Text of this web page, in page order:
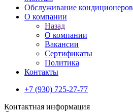
Обслуживание кондиционеров
О компании
Назад
О компании
Вакансии
Сертификаты
Политика
Контакты
+7 (930) 725-27-77
Контактная информация